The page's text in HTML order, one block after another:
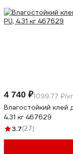
4 740 ₽1099.77 ₽/кг
Влагостойкий клей
4.31 кг 467629
3.7(27)